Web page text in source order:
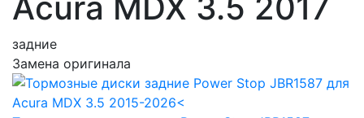
задние
Замена оригинала